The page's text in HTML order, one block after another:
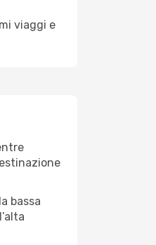
viaggi e
bassa